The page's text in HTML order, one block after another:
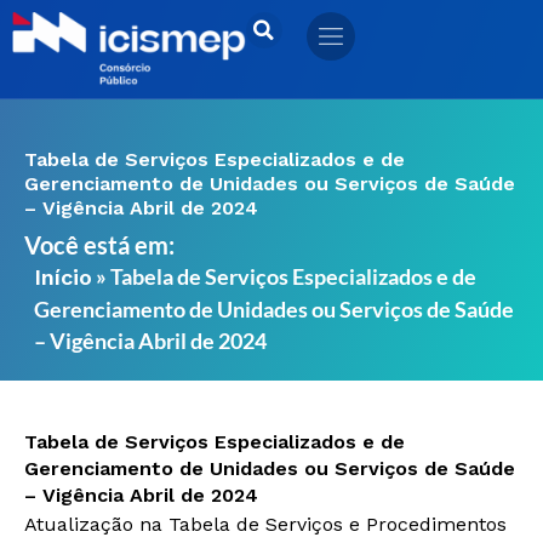
Ir
para
Tabela de Serviços Especializados e de
Gerenciamento de Unidades ou Serviços de Saúde
– Vigência Abril de 2024
Você está em:
Início »Tabela de Serviços Especializados e de
Gerenciamento de Unidades ou Serviços de Saúde
– Vigência Abril de 2024
Tabela de Serviços Especializados e de
Gerenciamento de Unidades ou Serviços de Saúde
– Vigência Abril de 2024
Atualização na Tabela de Serviços e Procedimentos